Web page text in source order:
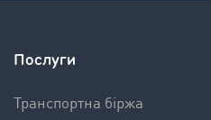
Послуги
Транспортна біржа